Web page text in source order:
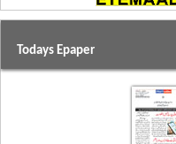
Todays Epaper